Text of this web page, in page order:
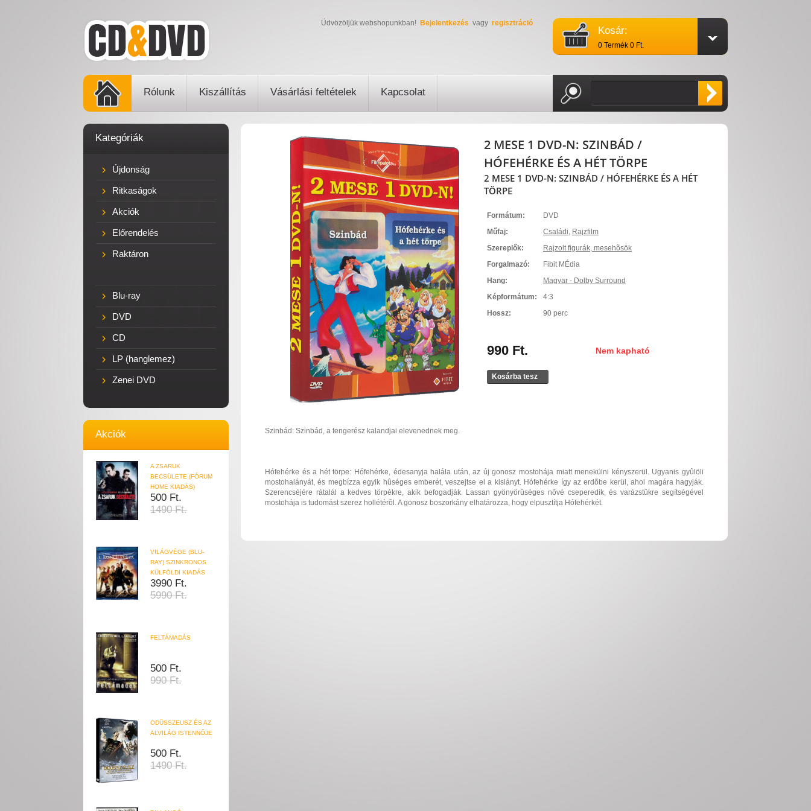
Kosár:
0 Termék 0 Ft.
Üdvözöljük webshopunkban! Bejelentkezés vagy regisztráció
Rólunk Kiszállítás Vásárlási feltételek Kapcsolat
Kategóriák
Újdonság
Ritkaságok
Akciók
Előrendelés
Raktáron
Blu-ray
DVD
CD
LP (hanglemez)
Zenei DVD
Akciók
A ZSARUK
BECSÜLETE (FÓRUM
HOME KIADÁS)
500 Ft.
1490 Ft.
VILÁGVÉGE (BLU-
RAY) SZINKRONOS
KÜLFÖLDI KIADÁS
3990 Ft.
5990 Ft.
FELTÁMADÁS
500 Ft.
990 Ft.
ODÜSSZEUSZ ÉS AZ
ALVILÁG ISTENNŐJE
500 Ft.
1490 Ft.
2 MESE 1 DVD-N: SZINBÁD /
HÓFEHÉRKE ÉS A HÉT TÖRPE
2 MESE 1 DVD-N: SZINBÁD / HÓFEHÉRKE ÉS A HÉT
TÖRPE
Formátum:
DVD
Műfaj:
Családi, Rajzfilm
Szereplők:
Rajzolt figurák, mesehõsök
Forgalmazó:
Fibit MÉdia
Hang:
Magyar - Dolby Surround
Képformátum:
4:3
Hossz:
90 perc
990 Ft. Nem kapható
Kosárba tesz
Szinbád: Szinbád, a tengerész kalandjai elevenednek meg.
Hófehérke és a hét törpe: Hófehérke, édesanyja halála után, az új gonosz mostohája miatt menekülni kényszerül. Ugyanis gyûlöli
mostohalányát, és megbízza egyik hûséges emberét, veszejtse el a kislányt. Hófehérke így az erdõbe kerül, ahol magára hagyják.
Szerencséjére rátalál a kedves törpékre, akik befogadják. Lassan gyönyörûséges nõvé cseperedik, és varázstükre segítségével
mostohája is tudomást szerez hollétérõl. A gonosz boszorkány elhatározza, hogy elpusztítja Hófehérkét.